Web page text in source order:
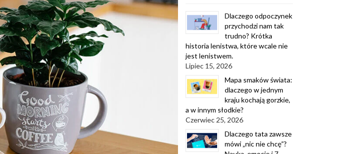
Dlaczego odpoczynek
przychodzi nam tak
trudno? Krótka
historia lenistwa, które wcale nie
jest lenistwem.
Lipiec 15, 2026
Mapa smaków świata:
dlaczego w jednym
kraju kochają gorzkie,
a w innym słodkie?
Czerwiec 25, 2026
Dlaczego tata zawsze
mówi „nic nie chcę”?